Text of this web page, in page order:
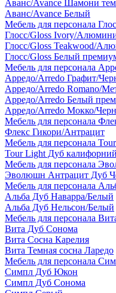
Аванс/Avance Шамони
Аванс/Avance Белый
Мебель для персонала
Глосс/Gloss Ivory/
Глосс/Gloss Teakwood/
Глосс/Gloss Белый
Мебель для персонала
Арредо/Arredo Графит/
Арредо/Arredo Romano/
Арредо/Arredo Белый
Арредо/Arredo Мокко/
Мебель для персонала
Флекс Гикори/Антрацит
Мебель для персонала
Tour Light Дуб
Мебель для персонала
Эволюшн Антрацит Дуб
Мебель для персонала
Альба Дуб Наварра/Белый
Альба Дуб Нельсон/Белый
Мебель для персонала
Вита Дуб Сонома
Вита Сосна Карелия
Вита Темная сосна Ларедо
Мебель для персонала
Симпл Дуб Юкон
Симпл Дуб Сонома